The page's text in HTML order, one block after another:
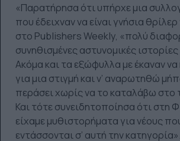
«Παρατήρησα ότι υπήρχε μια
που έδειχναν να είναι γνήσια θρίλερ
στο Publishers Weekly, «πολύ
συνηθισμένες αστυνομικές
Ακόμα και τα εξώφυλλα με έκαναν
για μια στιγμή και ν’ αναρωτηθώ
περάσει χωρίς να το καταλάβω στο
Και τότε συνειδητοποίησα ότι στη
είχαμε μυθιστορήματα για νέους
εντάσσονται σ’ αυτή την